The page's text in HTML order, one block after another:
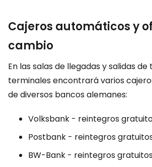
Cajeros automáticos y
cambio
En las salas de llegadas y salidas de
terminales encontrará varios
de diversos bancos alemanes:
Volksbank - reintegros
Postbank - reintegros
BW-Bank - reintegros